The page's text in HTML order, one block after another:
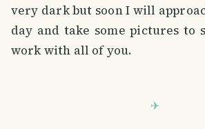
very dark but soon I will
day and take some pictures to
work with all of you.